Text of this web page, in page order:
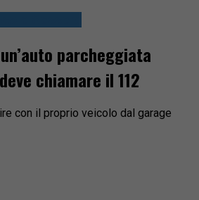
parcheggiata
chiamare il 112
con il proprio veicolo dal garage